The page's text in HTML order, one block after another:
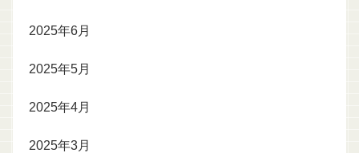
2025年6月
2025年5月
2025年4月
2025年3月